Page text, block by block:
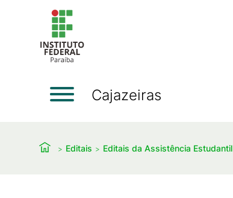
Cajazeiras
Editais Editais da Assistência Estudantil